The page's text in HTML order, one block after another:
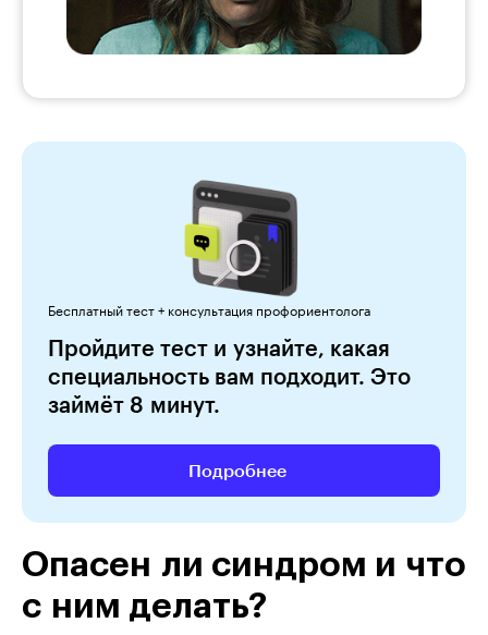
Бесплатный тест + консультация профориентолога
Пройдите тест и узнайте, какая
специальность вам подходит. Это
займёт 8 минут.
Подробнее
Опасен ли синдром и что
с ним делать?